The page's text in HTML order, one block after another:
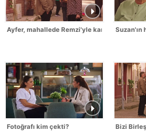
Ayfer, mahallede Remzi'yle karşılaşıyor!
Suzan'ın
Fotoğrafı kim çekti? Bizi